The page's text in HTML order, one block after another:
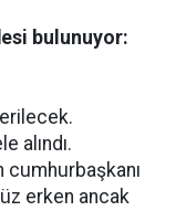
bulunuyor:
alındı.
erken ancak